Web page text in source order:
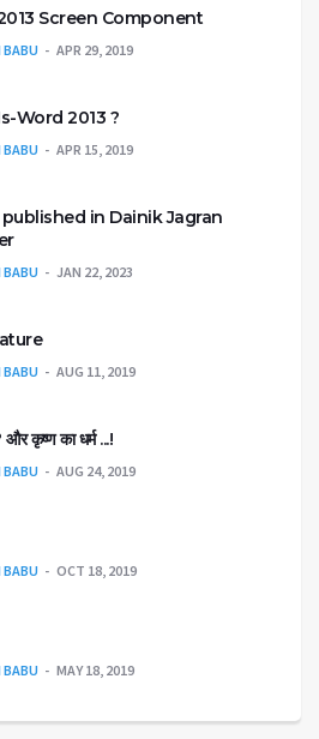
Screen Component
APR 29, 2019
Word 2013 ?
APR 15, 2019
in Dainik Jagran
JAN 22, 2023
AUG 11, 2019
और कृष्ण का धर्म ...!
AUG 24, 2019
OCT 18, 2019
MAY 18, 2019